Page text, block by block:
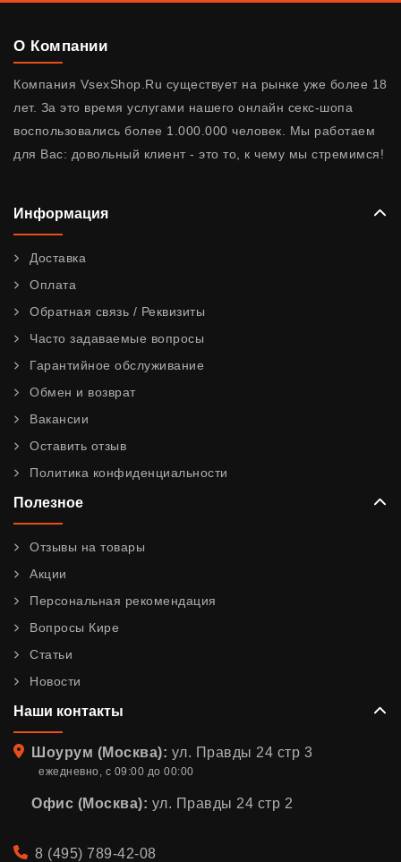
О Компании
Компания VsexShop.Ru существует на рынке уже более 18
лет. За это время услугами нашего онлайн секс-шопа
воспользовались более 1.000.000 человек. Мы работаем
для Вас: довольный клиент - это то, к чему мы стремимся!
Информация
Доставка
Оплата
Обратная связь / Реквизиты
Часто задаваемые вопросы
Гарантийное обслуживание
Обмен и возврат
Вакансии
Оставить отзыв
Политика конфиденциальности
Полезное
Отзывы на товары
Акции
Персональная рекомендация
Вопросы Кире
Статьи
Новости
Наши контакты
Адрес
Шоурум (Москва): ул. Правды 24 стр 3
ежедневно, с 09:00 до 00:00
Офис (Москва): ул. Правды 24 стр 2
Телефон
8 (495) 789-42-08